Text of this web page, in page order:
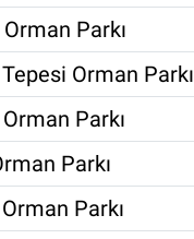
Parkı
Orman Parkı
Parkı
Parkı
Parkı